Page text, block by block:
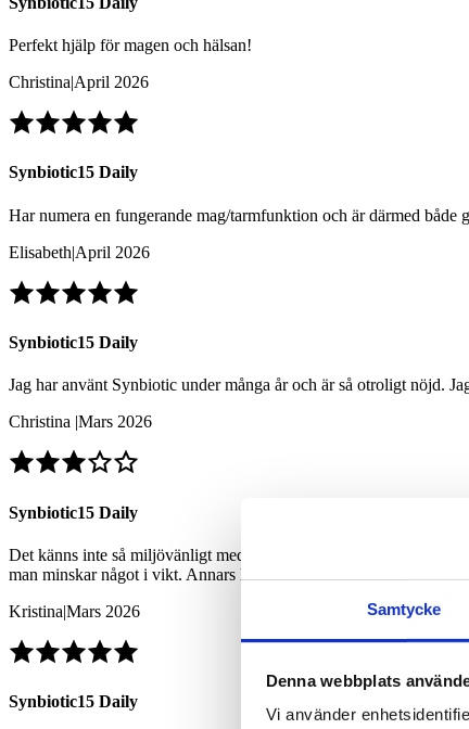
Samtycke
Denna webbplats
Vi använder
Perfekt hjälp för magen och hälsan!
Christina|April 2026
Synbiotic15 Daily
Har numera en fungerande mag/tarmfunktion och är därmed
Elisabeth|April 2026
Synbiotic15 Daily
Jag har använt Synbiotic under många år och är så otroligt nöjd.
Christina |Mars 2026
Synbiotic15 Daily
Det känns inte så miljövänligt med alla små påsar. Det är
man minskar något i vikt. Annars har min mage och min
Kristina|Mars 2026
Synbiotic15 Daily